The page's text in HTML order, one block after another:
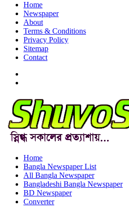
Home
Newspaper
About
Terms & Conditions
Privacy Policy
Sitemap
Contact
Home
Bangla Newspaper List
All Bangla Newspaper
Bangladeshi Bangla Newspaper
BD Newspaper
Converter